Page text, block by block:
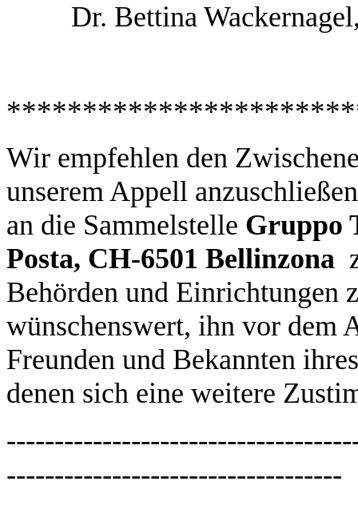
Dr. Bettina
Wir empfehlen den
unserem Appell
an die Sammelstelle Gruppo
Posta, CH-6501 Bellinzona
Behörden und Einrichtungen
wünschenswert, ihn vor dem
Freunden und Bekannten
denen sich eine weitere
-----------------------------------